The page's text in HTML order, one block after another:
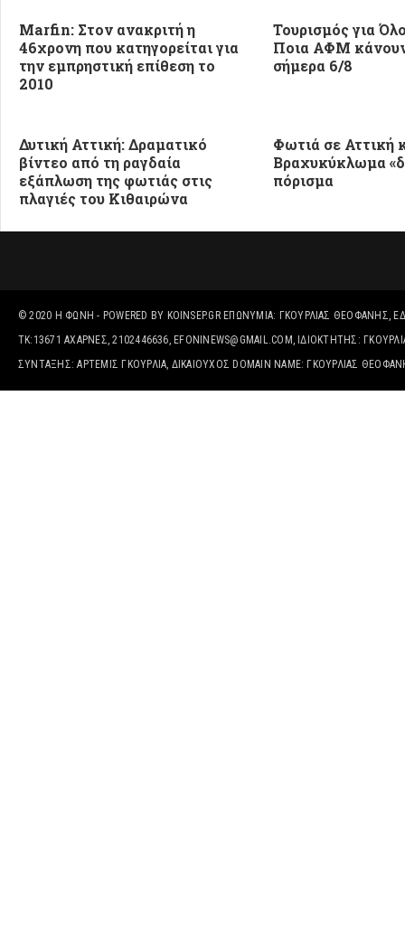
Marfin: Στον ανακριτή η
46χρονη που κατηγορείται για
την εμπρηστική επίθεση το
2010
Τουρισμός για
Ποια ΑΦΜ
σήμερα 6/8
Δυτική Αττική: Δραματικό
βίντεο από τη ραγδαία
εξάπλωση της φωτιάς στις
πλαγιές του Κιθαιρώνα
Φωτιά σε Αττική
Βραχυκύκλωμα
πόρισμα
© 2020 Η ΦΩΝΉ - POWERED BY KOINSEP.GRΕΠΩΝΥΜΊΑ: ΓΚΟΥΡΛΙΑΣ ΘΕΟΦΑΝΗΣ,
ΤΚ:13671 ΑΧΑΡΝΕΣ, 2102446636, EFONINEWS@GMAIL.COM, ΙΔΙΟΚΤΗΤΗΣ:
ΣΥΝΤΑΞΗΣ: ΑΡΤΕΜΙΣ ΓΚΟΥΡΛΙΑ, ΔΙΚΑΙΟΎΧΟΣ DOMAIN NAME: ΓΚΟΥΡΛΙΑΣ